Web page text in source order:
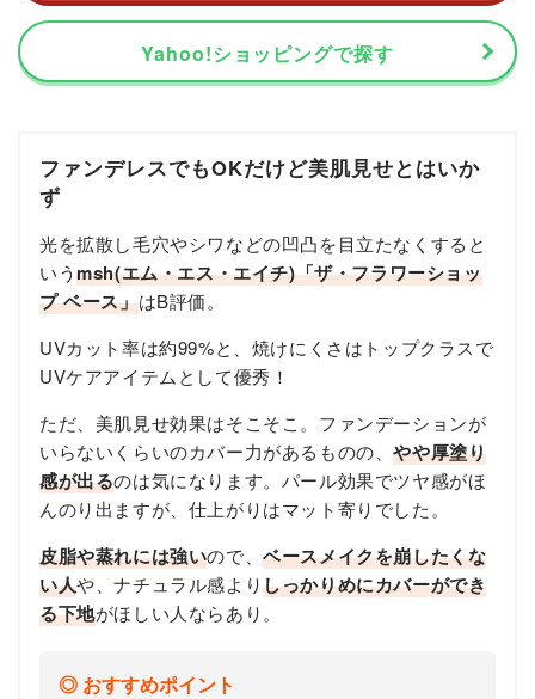
Yahoo!ショッピングで探す
ファンデレスでもOKだけど美肌見せとはいか
ず
光を拡散し毛穴やシワなどの凹凸を目立たなくすると
いうmsh(エム・エス・エイチ)「ザ・フラワーショッ
プ ベース」はB評価。
UVカット率は約99%と、焼けにくさはトップクラスで
UVケアアイテムとして優秀！
ただ、美肌見せ効果はそこそこ。ファンデーションが
いらないくらいのカバー力があるものの、やや厚塗り
感が出るのは気になります。パール効果でツヤ感がほ
んのり出ますが、仕上がりはマット寄りでした。
皮脂や蒸れには強いので、ベースメイクを崩したくな
い人や、ナチュラル感よりしっかりめにカバーができ
る下地がほしい人ならあり。
おすすめポイント